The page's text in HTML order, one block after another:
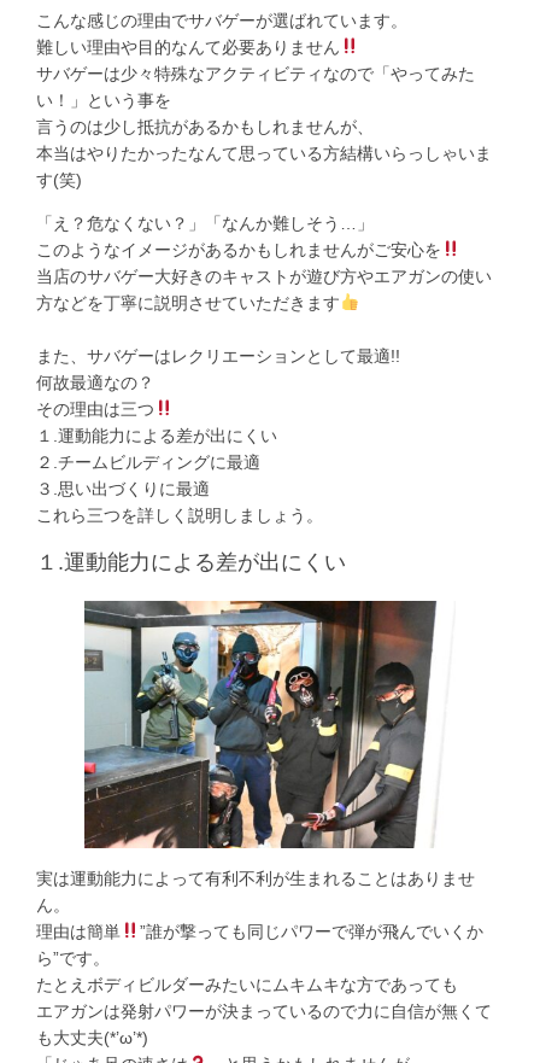
こんな感じの理由でサバゲーが選ばれています。
難しい理由や目的なんて必要ありません
サバゲーは少々特殊なアクティビティなので「やってみた
い！」という事を
言うのは少し抵抗があるかもしれませんが、
本当はやりたかったなんて思っている方結構いらっしゃいま
す(笑)
「え？危なくない？」「なんか難しそう…」
このようなイメージがあるかもしれませんがご安心を
当店のサバゲー大好きのキャストが遊び方やエアガンの使い
方などを丁寧に説明させていただきます
また、サバゲーはレクリエーションとして最適!!
何故最適なの？
その理由は三つ
１.運動能力による差が出にくい
２.チームビルディングに最適
３.思い出づくりに最適
これら三つを詳しく説明しましょう。
１.運動能力による差が出にくい
実は運動能力によって有利不利が生まれることはありませ
ん。
理由は簡単
”誰が撃っても同じパワーで弾が飛んでいくか
ら”です。
たとえボディビルダーみたいにムキムキな方であっても
エアガンは発射パワーが決まっているので力に自信が無くて
も大丈夫(*’ω’*)